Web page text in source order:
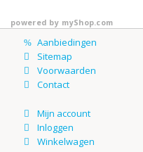
powered by myShop.com